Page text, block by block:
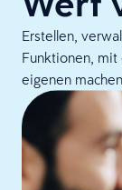
Erstellen,
Funktionen,
eigenen